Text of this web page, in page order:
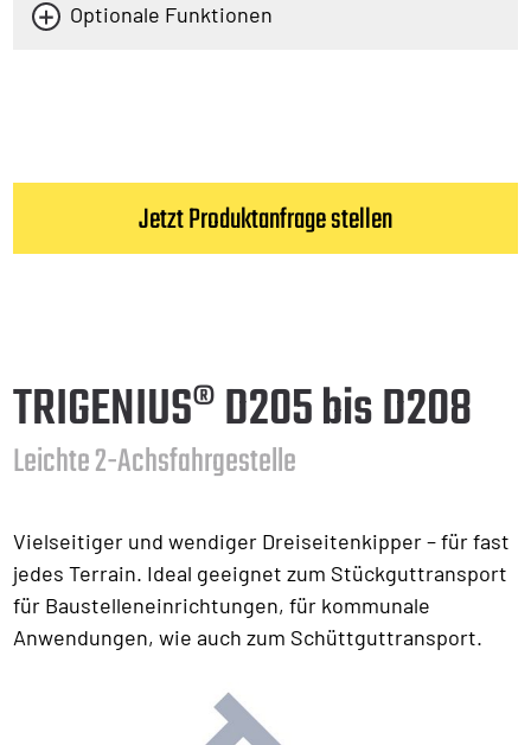
Optionale Funktionen
Jetzt Produktanfrage stellen
TRIGENIUS® D205 bis D208
Leichte 2-Achsfahrgestelle
Vielseitiger und wendiger Dreiseitenkipper – für fast
jedes Terrain. Ideal geeignet zum Stückguttransport
für Baustelleneinrichtungen, für kommunale
Anwendungen, wie auch zum Schüttguttransport.